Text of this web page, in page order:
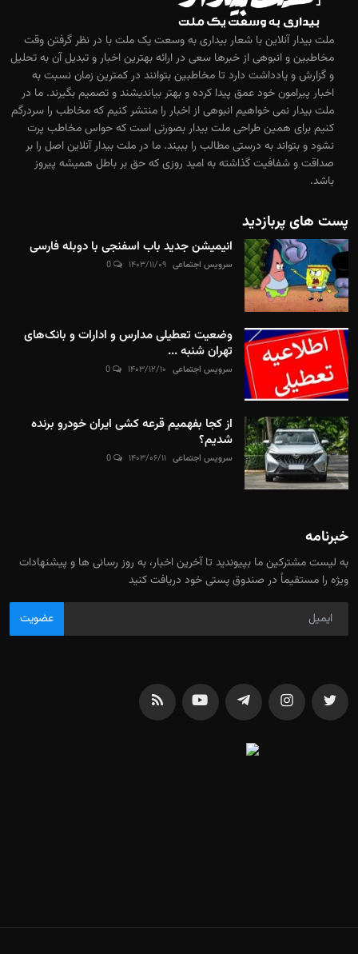
ملت بیدار آنلاین با شعار بیداری به وسعت یک ملت با در نظر گرفتن وقت
مخاطبین و انبوهی از خبرها سعی در ارائه بهترین اخبار و تبدیل آن به تحلیل
و گزارش و یادداشت دارد تا مخاطبین بتوانند در کمترین زمان نسبت به
اخبار پیرامون خود عمق پیدا کرده و بهتر بیاندیشند و تصمیم بگیرند. ما در
ملت بیدار نمی خواهیم انبوهی از اخبار را منتشر کنیم که مخاطب را سردرگم
کنیم برای همین طراحی ملت بیدار بصورتی است که حواس مخاطب پرت
نشود و بتواند به درستی مطالب را ببیند. ما در ملت بیدار آنلاین اصل را بر
صداقت و شفافیت گذاشته به امید روزی که حق بر باطل همیشه پیروز
باشد.
پست های پربازدید
انیمیشن جدید باب اسفنجی با دوبله فارسی
سرویس اجتماعی ۱۴۰۳/۱۱/۰۹
وضعیت تعطیلی مدارس و ادارات و بانک‌های
تهران شنبه ...
سرویس اجتماعی ۱۴۰۳/۱۲/۱۰
از کجا بفهمیم قرعه کشی ایران خودرو برنده
شدیم؟
سرویس اجتماعی ۱۴۰۳/۰۶/۱۱
خبرنامه
به لیست مشترکین ما بپیوندید تا آخرین اخبار، به روز رسانی ها و پیشنهادات
ویژه را مستقیماً در صندوق پستی خود دریافت کنید
عضویت